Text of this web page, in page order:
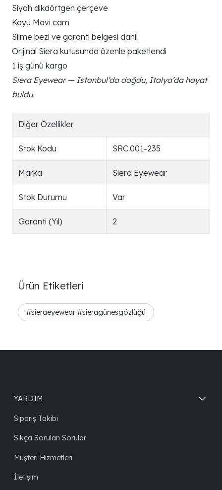
Siyah dikdörtgen çerçeve
Koyu Mavi cam
Silme bezi ve garanti belgesi dahil
Orijinal Siera kutusunda özenle paketlendi
1 iş günü kargo
Siera Eyewear — Istanbul’da doğdu, Italya’da hayat
buldu.
Diğer Özellikler
Stok Kodu SRC.001-235
Marka Siera Eyewear
Stok Durumu Var
Garanti (Yıl) 2
Ürün Etiketleri
#sieraeyewear #sieragünesgözlüğü
YARDIM
Sipariş Takibi
Sıkça Sorulan Sorular
Müşteri Hizmetleri
İletişim